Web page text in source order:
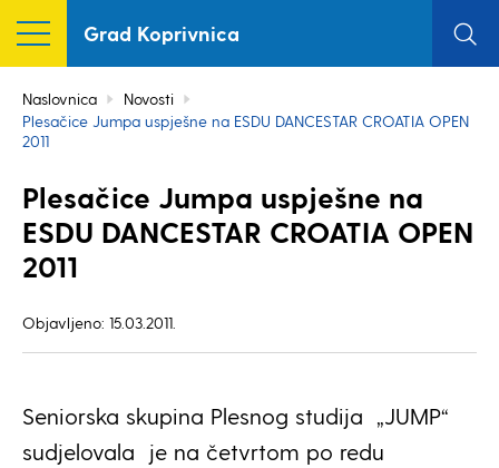
Grad Koprivnica
Naslovnica
Novosti
Plesačice Jumpa uspješne na ESDU DANCESTAR CROATIA OPEN
2011
Plesačice Jumpa uspješne na
ESDU DANCESTAR CROATIA OPEN
2011
Objavljeno: 15.03.2011.
Seniorska skupina Plesnog studija „JUMP“
sudjelovala je na četvrtom po redu